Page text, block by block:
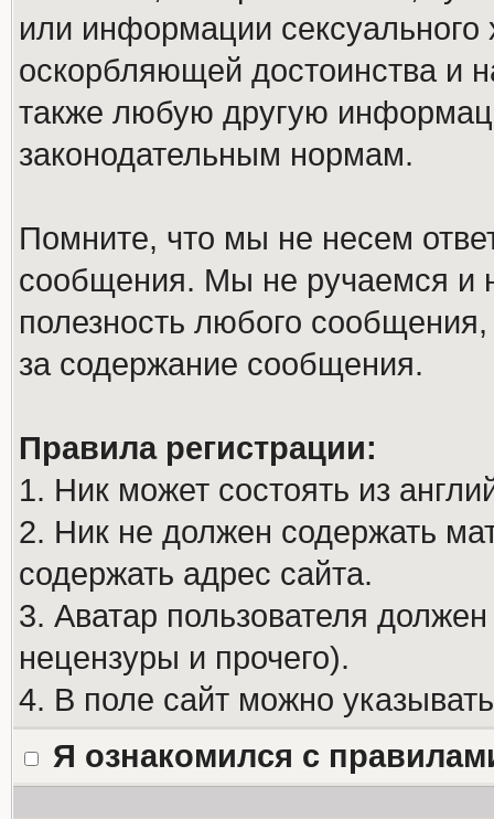
или информации
оскорбляющей достоинства и
также любую другую
законодательным нормам.
Помните, что мы не несем
сообщения. Мы не ручаемся и
полезность любого
за содержание сообщения.
Правила регистрации:
1. Ник может состоять из
2. Ник не должен содержать
содержать адрес сайта.
3. Аватар пользователя
нецензуры и прочего).
4. В поле сайт можно
Я ознакомился с